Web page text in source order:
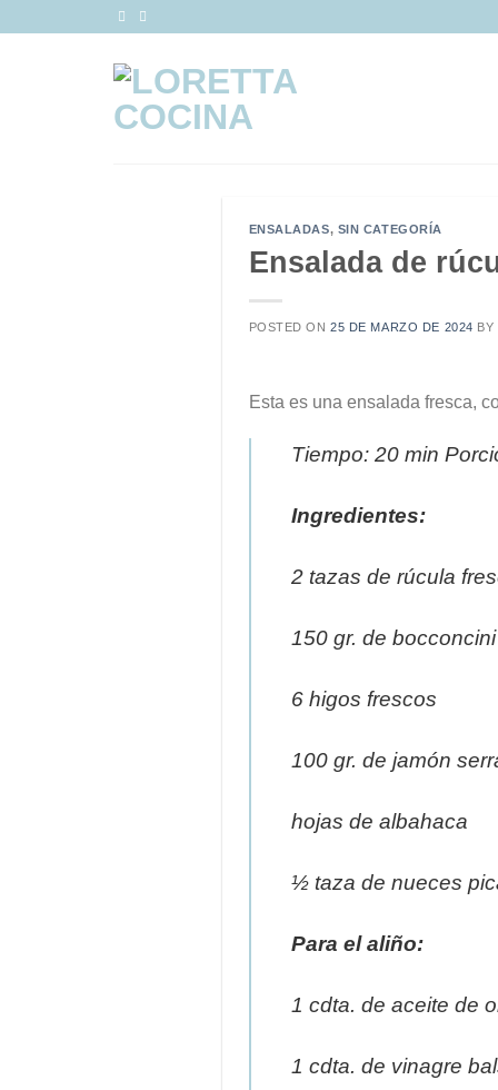
ENSALADAS, SIN CATEGORÍA
Ensalada de
POSTED ON25 DE MARZO DE 2024 BY
Esta es una ensalada fresca,
Tiempo: 20 min
Ingredientes:
2 tazas de rúcula
150 gr. de bocconcini
6 higos frescos
100 gr. de jamón
hojas de albahaca
½ taza de nueces
Para el aliño:
1 cdta. de aceite de
1 cdta. de vinagre